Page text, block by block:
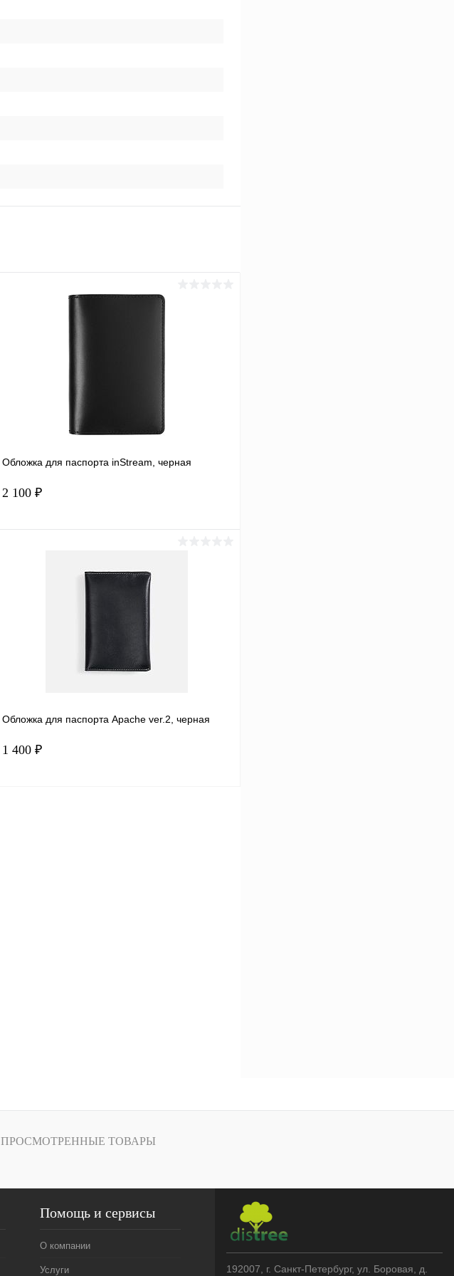
Обложка для паспорта inStream, черная
2 100 ₽
Купить в 1 клик Сравнение
В наличии
Обложка для паспорта Apache ver.2, черная
1 400 ₽
ПРОСМОТРЕННЫЕ ТОВАРЫ
Помощь и сервисы
О компании
Услуги 192007 , г. Санкт-Петербург, ул. Боровая, д.